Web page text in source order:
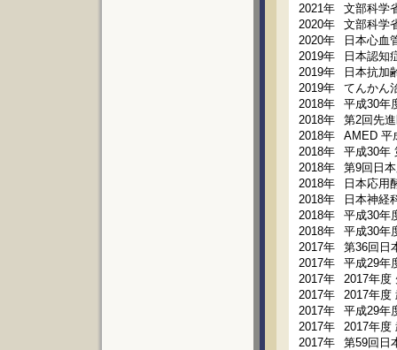
2021年
文部科学
2020年
文部科学
2020年
日本心血
2019年
日本認知
2019年
日本抗加
2019年
てんかん
2018年
平成30年
2018年
第2回先
2018年
AMED 平
2018年
平成30年
2018年
第9回日
2018年
日本応用
2018年
日本神経
2018年
平成30年
2018年
平成30年
2017年
第36回日
2017年
平成29年
2017年
2017年度
2017年
2017年度
2017年
平成29年
2017年
2017年度
2017年
第59回日